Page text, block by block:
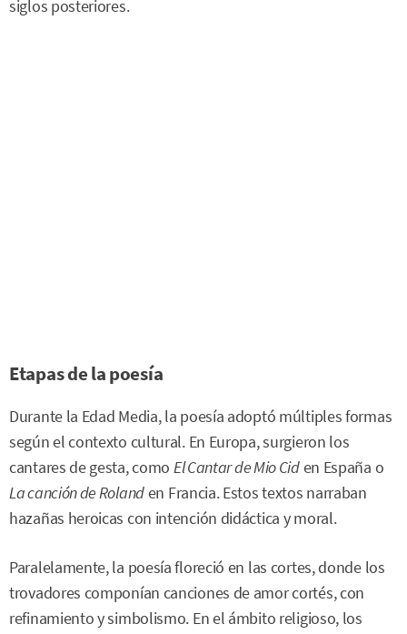
siglos posteriores.
Etapas de la poesía
Durante la Edad Media, la poesía adoptó múltiples formas
según el contexto cultural. En Europa, surgieron los
cantares de gesta, como El Cantar de Mio Ciden España o
La canción de Rolanden Francia. Estos textos narraban
hazañas heroicas con intención didáctica y moral.
Paralelamente, la poesía floreció en las cortes, donde los
trovadores componían canciones de amor cortés, con
refinamiento y simbolismo. En el ámbito religioso, los